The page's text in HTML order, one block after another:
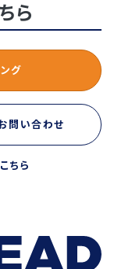
ら
グ
問い合わせ
ちら